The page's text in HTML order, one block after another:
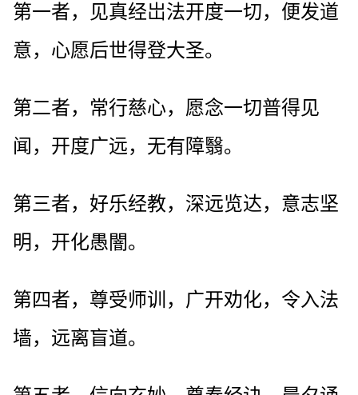
第一者，见真经岀法开度一切，便发道
意，心愿后世得登大圣。
第二者，常行慈心，愿念一切普得见
闻，开度广远，无有障翳。
第三者，好乐经教，深远览达，意志坚
明，开化愚闇。
第四者，尊受师训，广开劝化，令入法
墙，远离盲道。